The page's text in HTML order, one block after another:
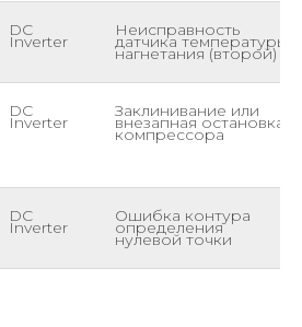
DC
Inverter
Неисправность
датчика температуры
нагнетания (второй)
DC
Inverter
Заклинивание или
внезапная остановка
компрессора
DC
Inverter
Ошибка контура
определения
нулевой точки